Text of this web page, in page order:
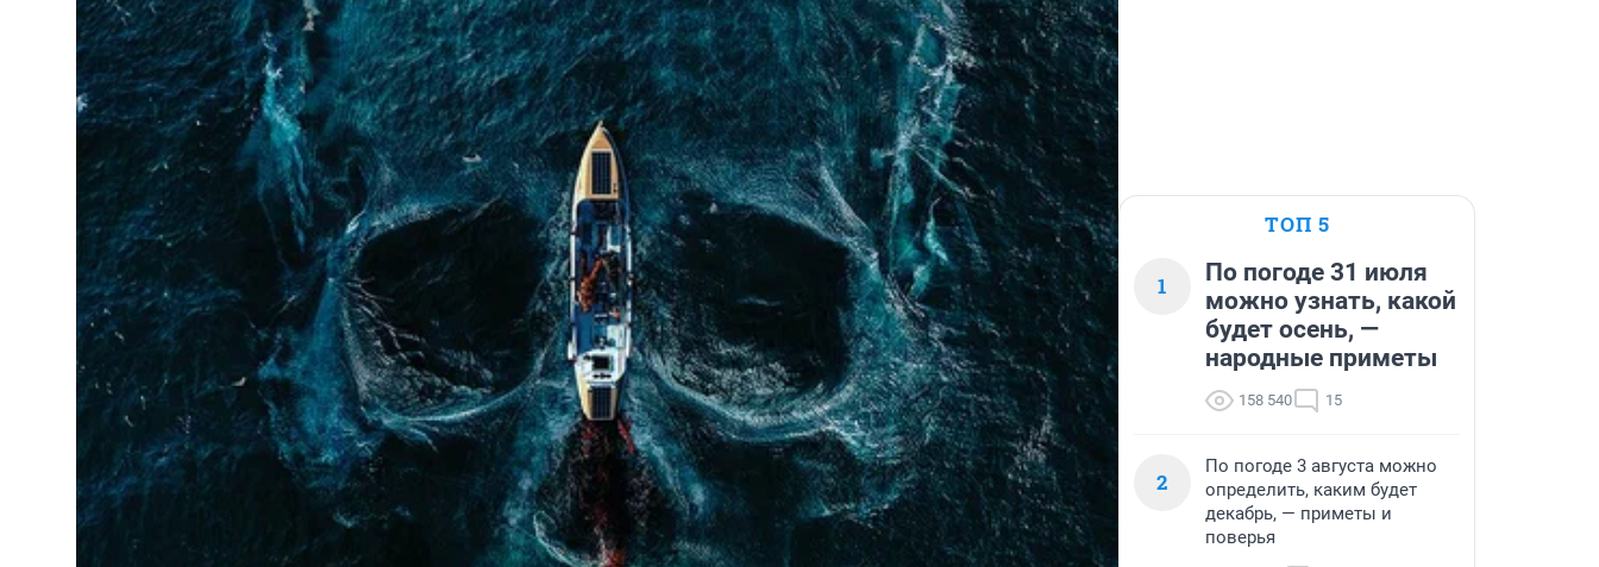
ТОП 5
1
По погоде 31 июля
можно узнать, какой
будет осень, —
народные приметы
158 540 15
2
По погоде 3 августа можно
определить, каким будет
декабрь, — приметы и
поверья